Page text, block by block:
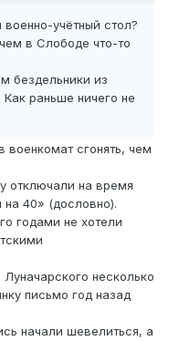
учётный стол?
в Слободе что-то
бездельники из
раньше ничего не
сгонять, чем
отключали на время
на 40» (дословно).
годами не хотели
несколько
письмо год назад
начали шевелиться, а